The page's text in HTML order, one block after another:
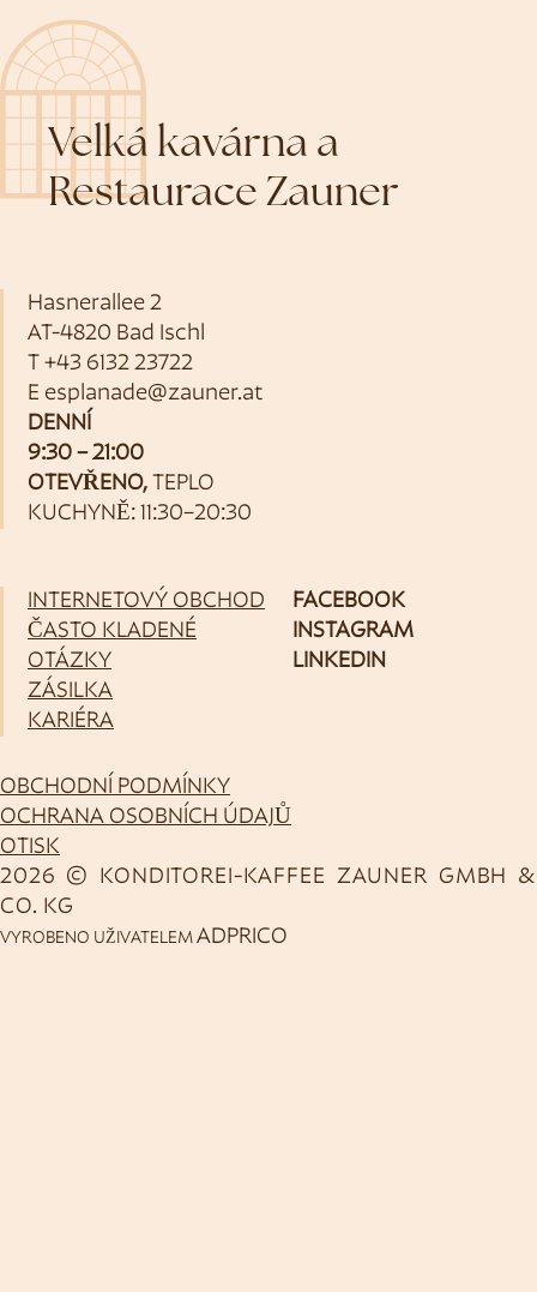
Velká kavárna a
Restaurace Zauner
Hasnerallee 2
AT-4820 Bad Ischl
T +43 6132 23722
E esplanade@zauner.at
DENNÍ
9:30 – 21:00
OTEVŘENO, TEPLO
KUCHYNĚ: 11:30–20:30
INTERNETOVÝ OBCHOD
ČASTO KLADENÉ
OTÁZKY
ZÁSILKA
KARIÉRA
FACEBOOK
INSTAGRAM
LINKEDIN
2026 © KONDITOREI-KAFFEE ZAUNER GMBH &
CO. KG
OBCHODNÍ PODMÍNKY
OCHRANA OSOBNÍCH ÚDAJŮ
OTISK
VYROBENO UŽIVATELEM ADPRICO